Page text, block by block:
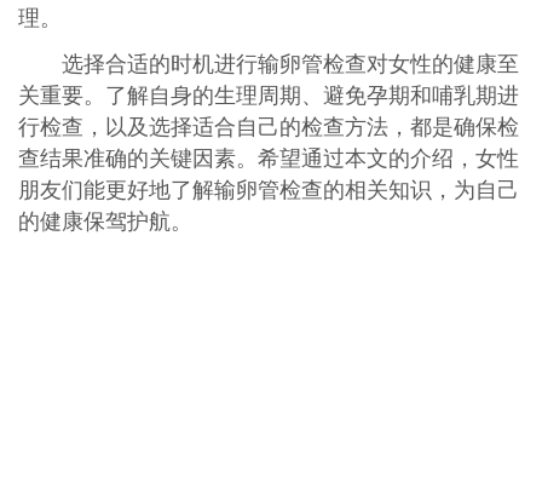
理。
选择合适的时机进行输卵管检查对女性的健康至
关重要。了解自身的生理周期、避免孕期和哺乳期进
行检查，以及选择适合自己的检查方法，都是确保检
查结果准确的关键因素。希望通过本文的介绍，女性
朋友们能更好地了解输卵管检查的相关知识，为自己
的健康保驾护航。